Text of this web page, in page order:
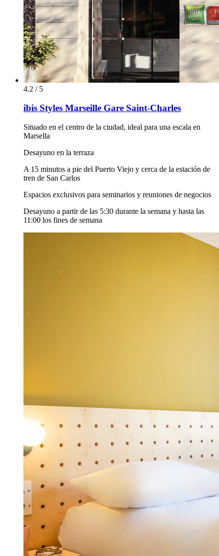
4.2 / 5
ibis Styles Marseille Gare Saint-Charles
Situado en el centro de la ciudad, ideal para una escala en
Marsella
Desayuno en la terraza
A 15 minutos a pie del Puerto Viejo y cerca de la estación de
tren de San Carlos
Espacios exclusivos para seminarios y reuniones de negocios
Desayuno a partir de las 5:30 durante la semana y hasta las
11:00 los fines de semana